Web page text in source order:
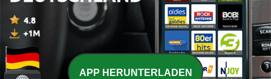
APP HERUNTERLADEN